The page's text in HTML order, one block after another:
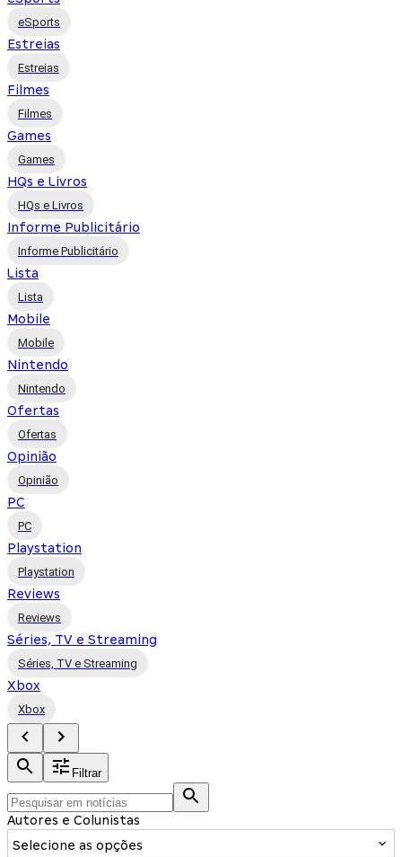
eSports
Estreias
Estreias
Filmes
Filmes
Games
Games
HQs e Livros
HQs e Livros
Informe Publicitário
Informe Publicitário
Lista
Lista
Mobile
Mobile
Nintendo
Nintendo
Ofertas
Ofertas
Opinião
Opinião
PC
PC
Playstation
Playstation
Reviews
Reviews
Séries, TV e Streaming
Séries, TV e Streaming
Xbox
Xbox
Filtrar
Autores e Colunistas
Selecione as opções